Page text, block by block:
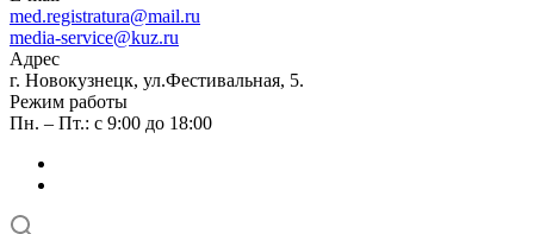
med.registratura@mail.ru
media-service@kuz.ru
Адрес
г. Новокузнецк, ул.Фестивальная, 5.
Режим работы
Пн. – Пт.: с 9:00 до 18:00